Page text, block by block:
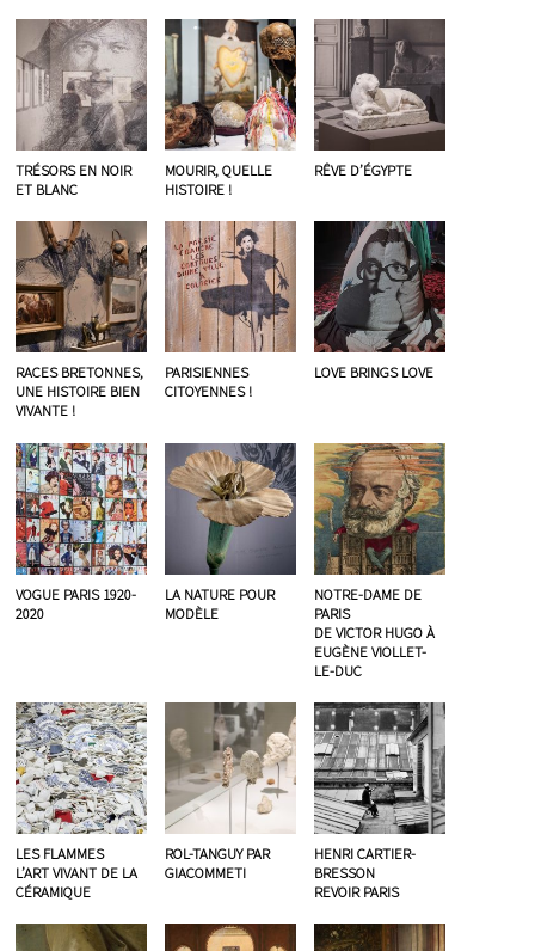
TRÉSORS EN NOIR
ET BLANC
MOURIR, QUELLE
HISTOIRE !
RÊVE D’ÉGYPTE
RACES BRETONNES,
UNE HISTOIRE BIEN
VIVANTE !
PARISIENNES
CITOYENNES !
LOVE BRINGS LOVE
VOGUE PARIS 1920-
2020
LA NATURE POUR
MODÈLE
NOTRE-DAME DE
PARIS
DE VICTOR HUGO À
EUGÈNE VIOLLET-
LE-DUC
LES FLAMMES
L’ART VIVANT DE LA
CÉRAMIQUE
ROL-TANGUY PAR
GIACOMMETI
HENRI CARTIER-
BRESSON
REVOIR PARIS